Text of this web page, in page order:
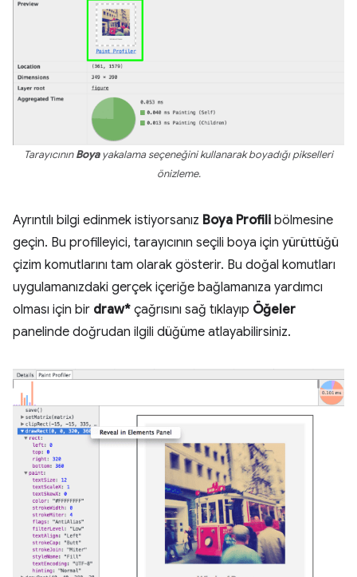
TarayıcınınBoyayakalama seçeneğini kullanarak boyadığı pikselleri
önizleme.
Ayrıntılı bilgi edinmek istiyorsanız Boya Profili bölmesine
geçin. Bu profilleyici, tarayıcının seçili boya için yürüttüğü
çizim komutlarını tam olarak gösterir. Bu doğal komutları
uygulamanızdaki gerçek içeriğe bağlamanıza yardımcı
olması için bir draw* çağrısını sağ tıklayıp Öğeler
panelinde doğrudan ilgili düğüme atlayabilirsiniz.